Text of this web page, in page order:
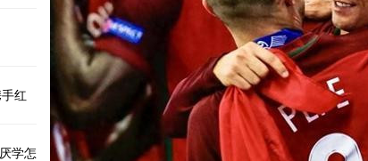
红
学怎